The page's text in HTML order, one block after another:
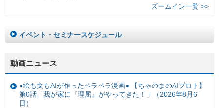
ズームイン一覧 >>
イベント・セミナースケジュール
動画ニュース
●絵も文もAIが作ったペラペラ漫画● 【ちゃのまのAIプロト】
第0話「我が家に『理屈』がやってきた！」（2026年8月6
日）